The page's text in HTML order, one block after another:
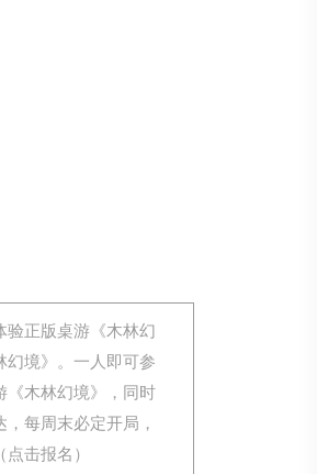
验正版桌游《木林幻
境》。一人即可参
《木林幻境》，同时
每周末必定开局，
击报名）